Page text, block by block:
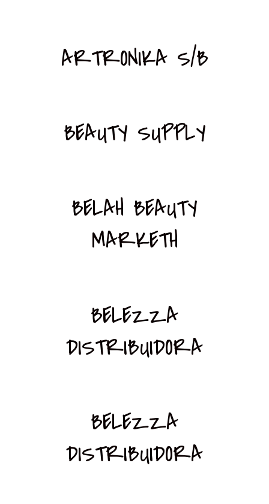
ARTRONIKA S/B
BEAUTY SUPPLY
BELAH BEAUTY
MARKETH
BELEZZA
DISTRIBUIDORA
BELEZZA
DISTRIBUIDORA